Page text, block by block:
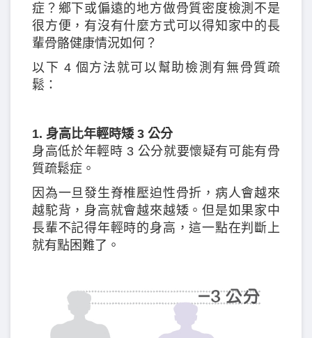
症？鄉下或偏遠的地方做骨質密度檢測不是
很方便，有沒有什麼方式可以得知家中的長
輩骨骼健康情況如何？
以下 4 個方法就可以幫助檢測有無骨質疏
鬆：
1. 身高比年輕時矮 3 公分
身高低於年輕時 3 公分就要懷疑有可能有骨
質疏鬆症。
因為一旦發生脊椎壓迫性骨折，病人會越來
越駝背，身高就會越來越矮。但是如果家中
長輩不記得年輕時的身高，這一點在判斷上
就有點困難了。